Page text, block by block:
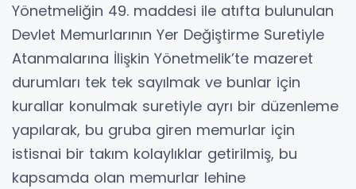
Yönetmeliğin 49. maddesi ile atıfta bulunulan
Devlet Memurlarının Yer Değiştirme Suretiyle
Atanmalarına İlişkin Yönetmelik’te mazeret
durumları tek tek sayılmak ve bunlar için
kurallar konulmak suretiyle ayrı bir düzenleme
yapılarak, bu gruba giren memurlar için
istisnai bir takım kolaylıklar getirilmiş, bu
kapsamda olan memurlar lehine